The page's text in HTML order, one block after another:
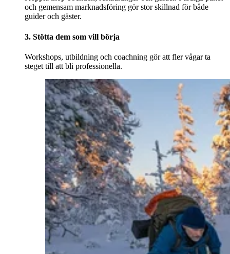
och gemensam marknadsföring gör stor skillnad för både
guider och gäster.
3. Stötta dem som vill börja
Workshops, utbildning och coachning gör att fler vågar ta
steget till att bli professionella.